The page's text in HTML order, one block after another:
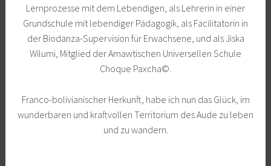
Lernprozesse mit dem Lebendigen, als Lehrerin in einer
Grundschule mit lebendiger Pädagogik, als Facilitatorin in
der Biodanza-Supervision für Erwachsene, und als Jiska
Wilumi, Mitglied der Amawtischen Universellen Schule
Choque Paxcha©.
Franco-bolivianischer Herkunft, habe ich nun das Glück, im
wunderbaren und kraftvollen Territorium des Aude zu leben
und zu wandern.